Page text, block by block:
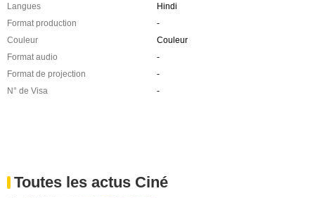
Langues
Hindi
Format production
-
Couleur
Couleur
Format audio
-
Format de projection
-
N° de Visa
-
Toutes les actus Ciné